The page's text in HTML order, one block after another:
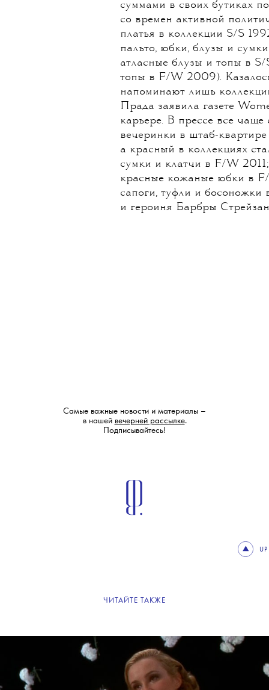
суммами в своих бутиках
со времен активной
платья в коллекции S/S
пальто, юбки, блузы и
атласные блузы и топы в
топы в F/W 2009).
напоминают лишь
Прада заявила газете
карьере. В прессе все
вечеринки в штаб-
а красный в коллекциях
сумки и клатчи в F/W
красные кожаные юбки в F/
сапоги, туфли и
и героиня Барбры
Самые важные новости и материалы –
в нашей вечерней рассылке.
Подписывайтесь!
UP
ЧИТАЙТЕ ТАКЖЕ